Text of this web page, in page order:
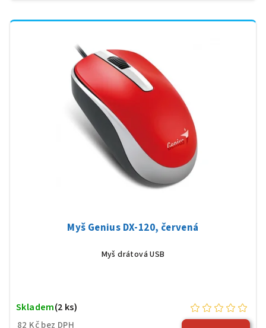
Myš Genius DX-120, červená
Myš drátová USB
82 Kč bez DPH
Skladem(2 ks)